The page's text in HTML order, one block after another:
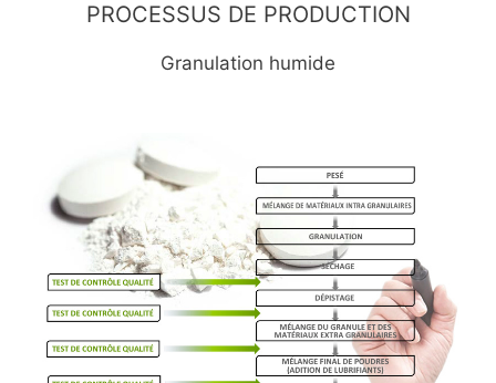
PROCESSUS DE PRODUCTION
Granulation humide